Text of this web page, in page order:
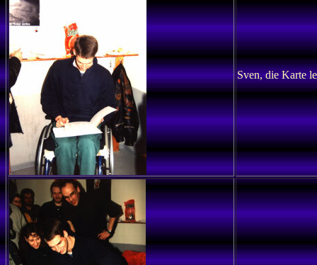
Sven, die Karte